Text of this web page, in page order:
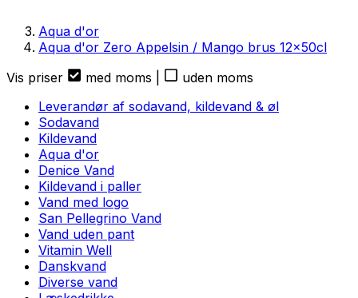
Aqua d'or
Aqua d'or Zero Appelsin / Mango brus 12x50cl
Vis priser
med moms
uden moms
Leverandør af sodavand, kildevand & øl
Sodavand
Kildevand
Aqua d'or
Denice Vand
Kildevand i paller
Vand med logo
San Pellegrino Vand
Vand uden pant
Vitamin Well
Danskvand
Diverse vand